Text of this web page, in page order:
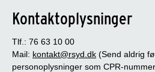
Kontaktoplysninger
Tlf.: 76 63 10 00
Mail: kontakt@rsyd.dk (Send aldrig
personoplysninger som CPR-